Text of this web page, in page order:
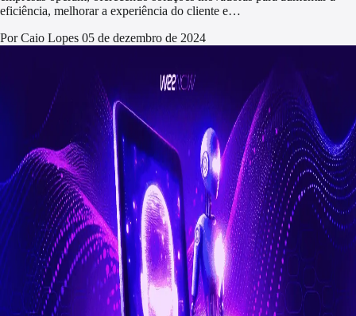
eficiência, melhorar a experiência do cliente e…
Por Caio Lopes 05 de dezembro de 2024